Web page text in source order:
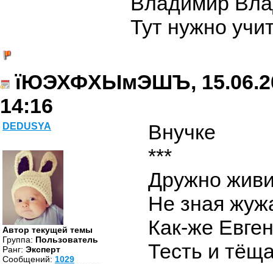
Тут нужно
їЮЭХФХЫмЭШЪ,
14:16
DEDUSYA
Автор текущей темы
Группа: Пользователь
Ранг: Эксперт
Cообщений: 1029
Внучке
***
Дружно
Не зная
Как-же
Тесть и